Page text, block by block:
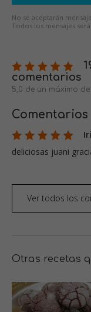
No se aceptarán
Todos los mensajes
comentarios
5,0 de un máximo
Comentarios
deliciosas juani
Ver todos los
Otras recetas